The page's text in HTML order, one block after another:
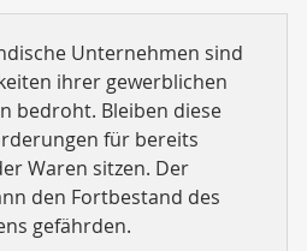
Unternehmen sind
ihrer gewerblichen
bedroht. Bleiben diese
für bereits
Waren sitzen. Der
den Fortbestand des
gefährden.